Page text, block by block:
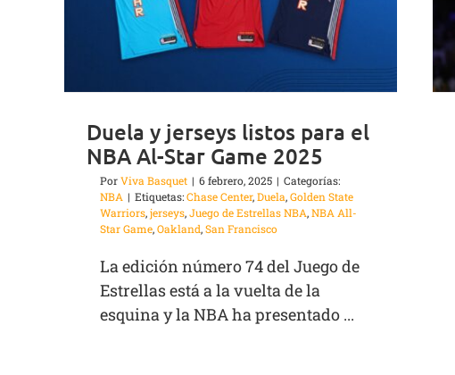
Duela y jerseys listos para el
NBA Al-Star Game 2025
PorViva Basquet | 6 febrero, 2025 | Categorías:
NBA | Etiquetas:Chase Center,Duela,Golden State
Warriors,jerseys,Juego de Estrellas NBA,NBA All-
Star Game,Oakland,San Francisco
La edición número 74 del Juego de
Estrellas está a la vuelta de la
esquina y la NBA ha presentado ...